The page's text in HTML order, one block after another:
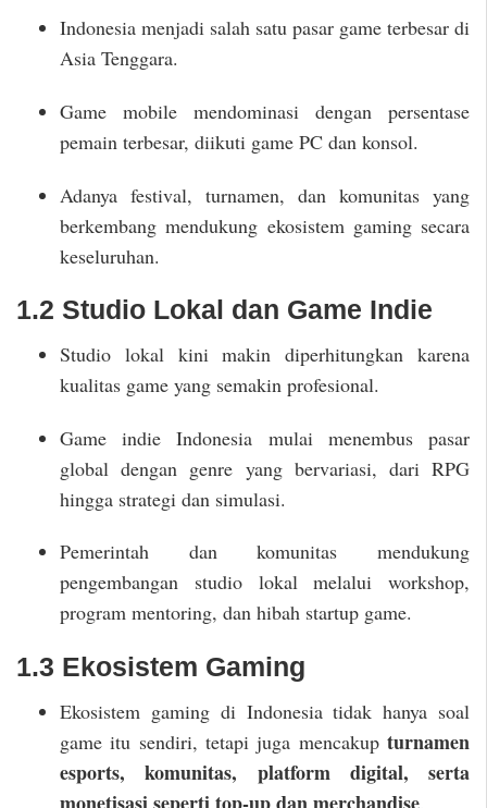
Indonesia menjadi salah satu pasar game terbesar di
Asia Tenggara.
Game mobile mendominasi dengan persentase
pemain terbesar, diikuti game PC dan konsol.
Adanya festival, turnamen, dan komunitas yang
berkembang mendukung ekosistem gaming secara
keseluruhan.
1.2 Studio Lokal dan Game Indie
Studio lokal kini makin diperhitungkan karena
kualitas game yang semakin profesional.
Game indie Indonesia mulai menembus pasar
global dengan genre yang bervariasi, dari RPG
hingga strategi dan simulasi.
Pemerintah dan komunitas mendukung
pengembangan studio lokal melalui workshop,
program mentoring, dan hibah startup game.
1.3 Ekosistem Gaming
Ekosistem gaming di Indonesia tidak hanya soal
game itu sendiri, tetapi juga mencakup turnamen
esports, komunitas, platform digital, serta
monetisasi seperti top-up dan merchandise.